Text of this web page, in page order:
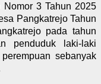
Nomor 3 Tahun 2025
Pangkatrejo Tahun
pada tahun
penduduk laki-laki
sebanyak